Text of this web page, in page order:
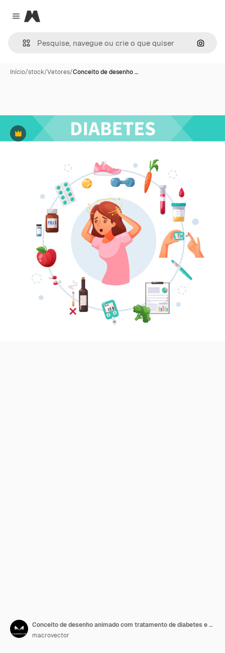
Close menu
Magnific
Início/stock/Vetores/Conceito de desenho …
Premium
Conceito de desenho animado com tratamento de diabetes e mulher com tontura
macrovector